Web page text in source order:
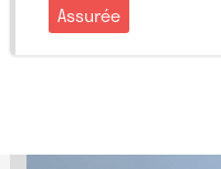
Assurée